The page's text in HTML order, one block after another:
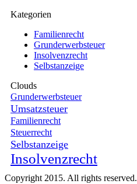
Kategorien
Familienrecht
Grunderwerbsteuer
Insolvenzrecht
Selbstanzeige
Clouds
Grunderwerbsteuer
Umsatzsteuer
Familienrecht
Steuerrecht
Selbstanzeige
Insolvenzrecht
Copyright 2015. All rights reserved.